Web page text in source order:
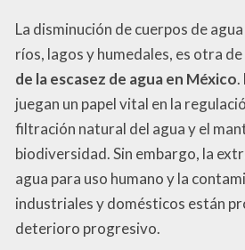
La disminución de cuerpos de
ríos, lagos y humedales, es otra de
de la escasez de agua en México.
juegan un papel vital en la
filtración natural del agua y el
biodiversidad. Sin embargo, la
agua para uso humano y la
industriales y domésticos están
deterioro progresivo.